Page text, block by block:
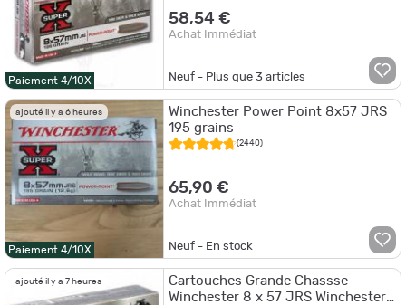
Paiement 4/10X
58,54 €
Achat Immédiat
Neuf - Plus que3 articles
ajouté il y a 6 heures
Paiement 4/10X
Winchester Power Point 8x57 JRS
195 grains
(2440)
65,90 €
Achat Immédiat
Neuf - En stock
ajouté il y a 7 heures
Cartouches Grande Chassse
Winchester 8 x 57 JRS Winchester,